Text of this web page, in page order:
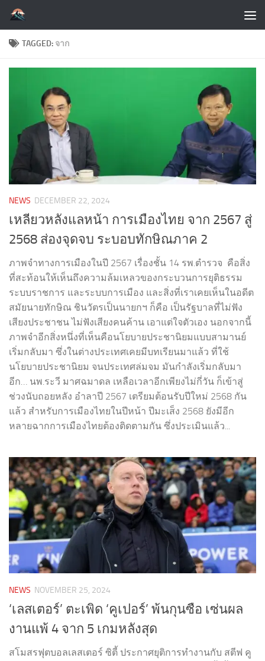
Skip to content
TAGGED: จาก
NEWS DECEMBER 22, 2024
เหลียวหลังแลหน้า การเมืองไทย จาก 2567 สู่
2568 ส่องจุดจบ ระบอบทักษิณภาค 2
ภาพจำทางการเมืองในปี 2567 เรื่องชั้น 14 รพ.ตำรวจ คือสิ่ง
ที่สะท้อนให้เห็นถึงความล้มเหลวของกระบวนการยุติธรรม
ระบบราชการ และระบบการเมือง และสิ่งที่เราเคยเห็นในอดีต
สมัยนายทักษิณ ชินวัตรเป็นนายกฯ ก็คือ เป็นรัฐบาลที่ไม่ฟัง
เสียงประชาชน ไม่ฟังเสียงคนค้าน เอาแต่ใจตัวเอง นอกจากนี้
ภาพจำอีกสิ่งหนึ่งที่เห็นคือนโยบายประชานิยมแบบสามานย์
เริ่มกลับมา ซึ่งในต่างประเทศเคยมีบทเรียนมาแล้ว ที่ใช้
นโยบายประชานิยม จนประเทศล่มจม มันกำลังเริ่มกลับมา
อีก… นพ.ระวี มาศฉมาดล เหลือเวลาอีกเพียงไม่กี่วัน ก็เข้าสู่
ช่วงนับถอยหลัง อำลาปี 2567 เตรียมต้อนรับปีใหม่ 2568 กัน
แล้ว สำหรับการเมืองไทยในปีหน้า ปีมะเส็ง 2568 ยังมีอีก
หลายฉากการเมืองไทยต้องติดตามกัน ซึ่งประเมินแล้ว...
NEWS NOVEMBER 25, 2024
‘เลสเตอร์’ ตะเพิด ‘คูเปอร์’ พ้นกุนซือ เซ่นผล
งานแพ้ 4 จาก 5 เกมหลังสุด
สโมสรฟุตบอลเลสเตอร์ ซิตี้ ประกาศยุติการทำงานกับ สตีฟ คู